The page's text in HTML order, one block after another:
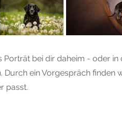
bei dir daheim - oder in
ein Vorgespräch finden
passt.​